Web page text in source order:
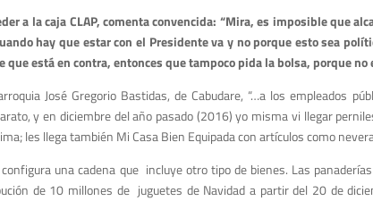
a la caja CLAP, comenta convencida: “Mira, es imposible que
hay que estar con el Presidente va y no porque esto sea
que está en contra, entonces que tampoco pida la bolsa, porque no
José Gregorio Bastidas, de Cabudare, “…a los empleados
y en diciembre del año pasado (2016) yo misma vi llegar
les llega también Mi Casa Bien Equipada con artículos como
una cadena que incluye otro tipo de bienes. Las
de 10 millones de juguetes de Navidad a partir del 20 de